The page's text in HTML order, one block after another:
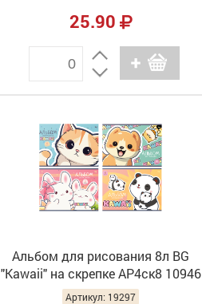
25.90
Альбом для рисования 8л BG
"Kawaii" на скрепке АР4ск8 10946
(8/80)
Артикул: 19297